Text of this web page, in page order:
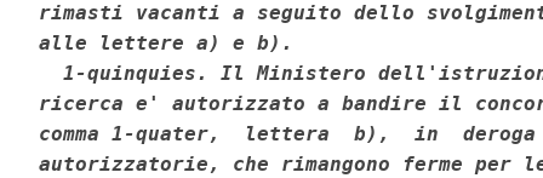
rimasti vacanti a seguito dello
alle lettere a) e b).
1-quinquies. Il Ministero
ricerca e' autorizzato a bandire il
comma 1-quater,  lettera  b),  in
autorizzatorie, che rimangono ferme per